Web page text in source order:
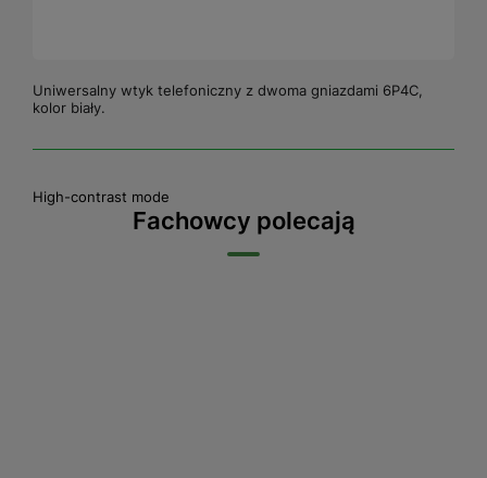
Uniwersalny wtyk telefoniczny z dwoma gniazdami 6P4C,
kolor biały.
High-contrast mode
Fachowcy polecają